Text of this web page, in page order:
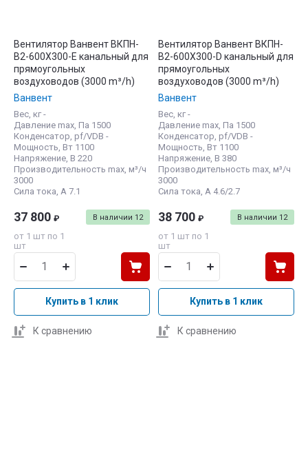
Вентилятор Ванвент ВКПН-
В2-600Х300-E канальный для
прямоугольных
воздуховодов (3000 m³/h)
Ванвент
Вес, кг -
Давление max, Па 1500
Конденсатор, pf/VDB -
Мощность, Вт 1100
Напряжение, В 220
Производительность max, м³/ч
3000
Сила тока, А 7.1
В наличии 12
37 800 ₽
от 1 шт по 1
шт
Купить в 1 клик
К сравнению
Вентилятор Ванвент ВКПН-
В2-600Х300-D канальный для
прямоугольных
воздуховодов (3000 m³/h)
Ванвент
Вес, кг -
Давление max, Па 1500
Конденсатор, pf/VDB -
Мощность, Вт 1100
Напряжение, В 380
Производительность max, м³/ч
3000
Сила тока, А 4.6/2.7
В наличии 12
38 700 ₽
от 1 шт по 1
шт
Купить в 1 клик
К сравнению